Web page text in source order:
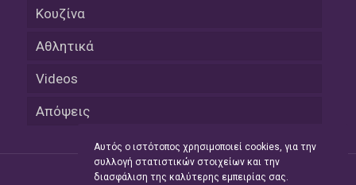
Κουζίνα
Αθλητικά
Videos
Απόψεις
Αυτός ο ιστότοπος χρησιμοποιεί cookies, για την
συλλογή στατιστικών στοιχείων και την
διασφάλιση της καλύτερης εμπειρίας σας.